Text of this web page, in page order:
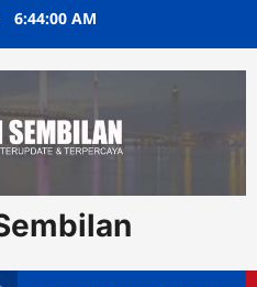
6:44:00 AM